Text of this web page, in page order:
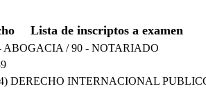
Lista de inscriptos a examen
ABOGACIA / 90 - NOTARIADO
DERECHO INTERNACIONAL